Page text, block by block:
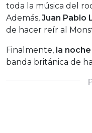
toda la música del
Además, Juan Pablo
de hacer reír al
Finalmente, la
banda británica de